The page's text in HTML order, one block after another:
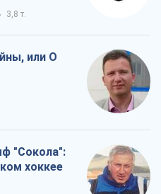
3,8 т.
или О
"Сокола":
хоккее